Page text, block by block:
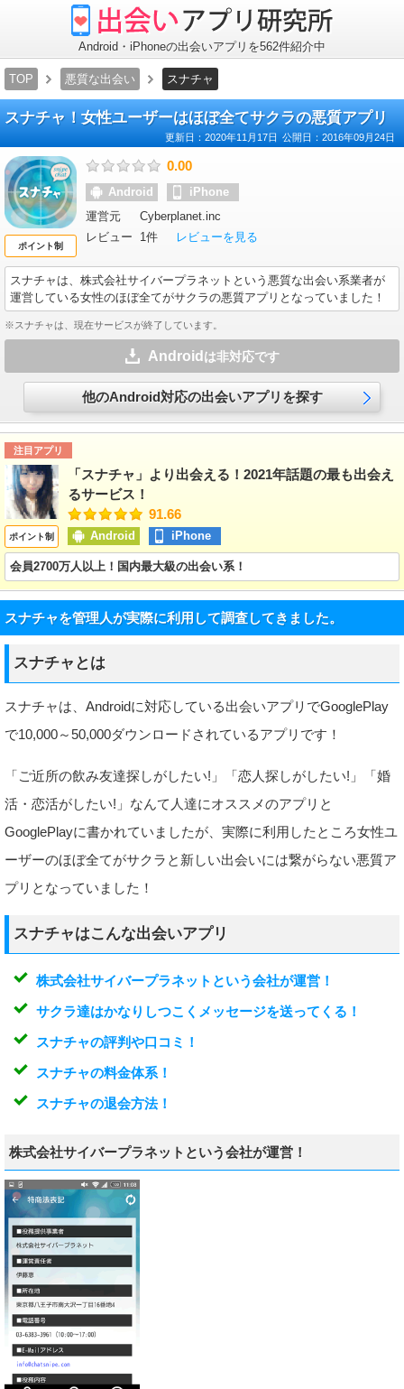
出
い
ア
プ
リ
研
究
Android・iPhoneの出会いアプリを562件紹介中
TOP 悪質な出会い スナチャ
スナチャ！女性ユーザーはほぼ全てサクラの悪質アプリ
更新日： 2020年11月17日 公開日： 2016年09月24日
ポイント制
0.00
Android
iPhone
運営元
Cyberplanet.inc
レビュー
1件 レビューを見る
スナチャ は、株式会社サイバープラネットという悪質な出会い系業者が
運営している女性のほぼ全てがサクラの悪質アプリとなっていました！
※スナチャは、現在サービスが終了しています。
Android は非対応です
他のAndroid対応の出会いアプリを探す
注目アプリ
ポイント制
「スナチャ」より出会える！2021年話題の最も出会え
るサービス！
91.66
Android iPhone
会員2700万人以上！国内最大級の出会い系！
スナチャを管理人が実際に利用して調査してきました。
スナチャとは
スナチャは、Androidに対応している出会いアプリでGooglePlay
で10,000～50,000ダウンロードされているアプリです！
「ご近所の飲み友達探しがしたい!」「恋人探しがしたい!」「婚
活・恋活がしたい!」なんて人達にオススメのアプリと
GooglePlayに書かれていましたが、実際に利用したところ女性ユ
ーザーのほぼ全てがサクラと新しい出会いには繋がらない悪質ア
プリとなっていました！
スナチャはこんな出会いアプリ
株式会社サイバープラネットという会社が運営！
サクラ達はかなりしつこくメッセージを送ってくる！
スナチャの評判や口コミ！
スナチャの料金体系！
スナチャの退会方法！
株式会社サイバープラネットという会社が運営！